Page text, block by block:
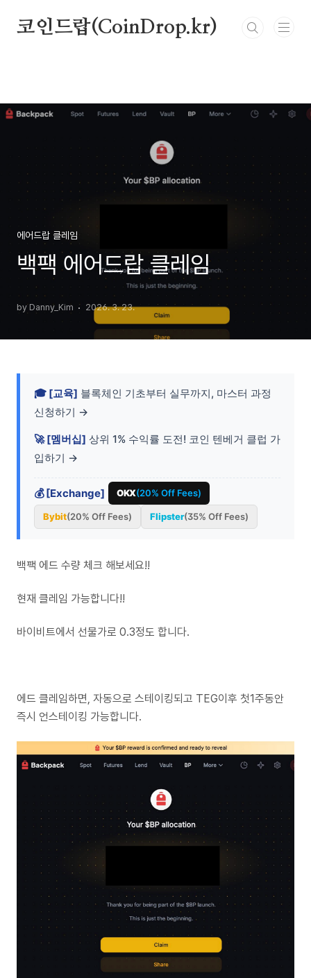
코인드랍(CoinDrop.kr)
에어드랍 클레임
백팩 에어드랍 클레임
by Danny_Kim 2026. 3. 23.
🎓 [교육] 블록체인 기초부터 실무까지, 마스터 과정
신청하기 →
🚀 [멤버십] 상위 1% 수익률 도전! 코인 텐베거 클럽 가
입하기 →
💰 [Exchange] OKX(20% Off Fees)
Bybit(20% Off Fees) Flipster(35% Off Fees)
백팩 에드 수량 체크 해보세요!!
현재 클레임 가능합니다!!
바이비트에서 선물가로 0.3정도 합니다.
에드 클레임하면, 자동으로 스테이킹되고 TEG이후 첫1주동안
즉시 언스테이킹 가능합니다.